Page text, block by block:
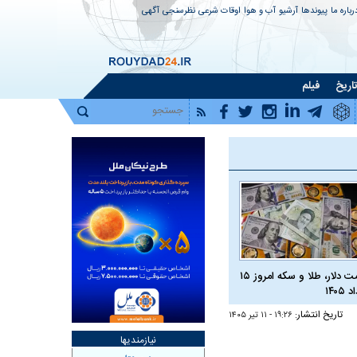
ما پیوندها آرشیو آب و هوا اوقات شرعی نظرسنجی آگهی
تاریخ فیلم
قیمت دلار، طلا و سکه امروز ۱۵
تاریخ انتشار: ۱۹:۲۶ - ۱۱ تير ۱۴۰۵
نیازمندیها